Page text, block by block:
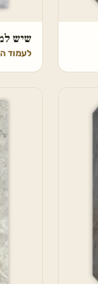
שיש
לעמוד